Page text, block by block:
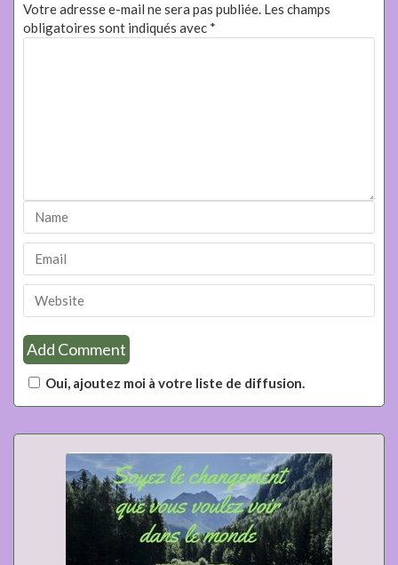
Votre adresse e-mail ne sera pas publiée. Les champs
obligatoires sont indiqués avec *
Oui, ajoutez moi à votre liste de diffusion.